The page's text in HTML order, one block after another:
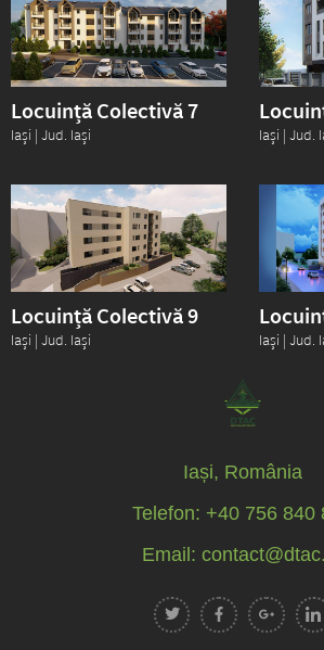
Locuință Colectivă 7
Iași | Jud. Iași Iași | Jud.
Locuință Colectivă 9
Iași | Jud. Iași Iași | Jud.
Iași, România
Telefon: +40 756 840
Email: